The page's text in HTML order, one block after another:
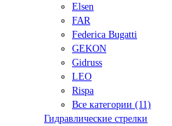
Elsen
FAR
Federica Bugatti
GEKON
Gidruss
LEO
Rispa
Все категории (11)
Гидравлические стрелки